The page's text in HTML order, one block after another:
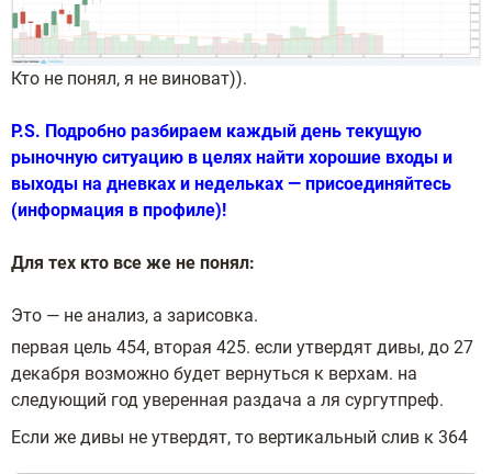
Кто не понял, я не виноват)).
P.S. Подробно разбираем каждый день текущую
рыночную ситуацию в целях найти хорошие входы и
выходы на дневках и недельках — присоединяйтесь
(информация в профиле)!
Для тех кто все же не понял:
Это — не анализ, а зарисовка.
первая цель 454, вторая 425. если утвердят дивы, до 27
декабря возможно будет вернуться к верхам. на
следующий год уверенная раздача а ля сургутпреф.
Если же дивы не утвердят, то вертикальный слив к 364